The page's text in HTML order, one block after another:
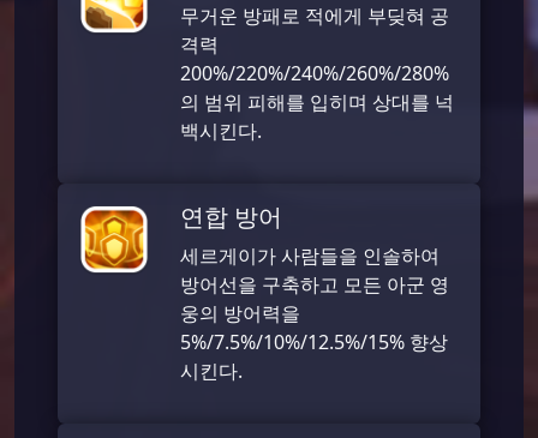
무거운 방패로 적에게 부딪혀 공
격력
200%/220%/240%/260%/280%
의 범위 피해를 입히며 상대를 넉
백시킨다.
연합 방어
세르게이가 사람들을 인솔하여
방어선을 구축하고 모든 아군 영
웅의 방어력을
5%/7.5%/10%/12.5%/15% 향상
시킨다.